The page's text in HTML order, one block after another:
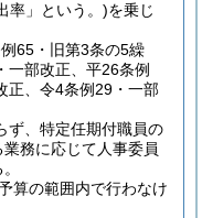
率」という。)を乗じ
65・旧第3条の5繰
一部改正、平26条例
正、令4条例29・一部
ず、特定任期付職員の
務に応じて人事委員
算の範囲内で行わなけ